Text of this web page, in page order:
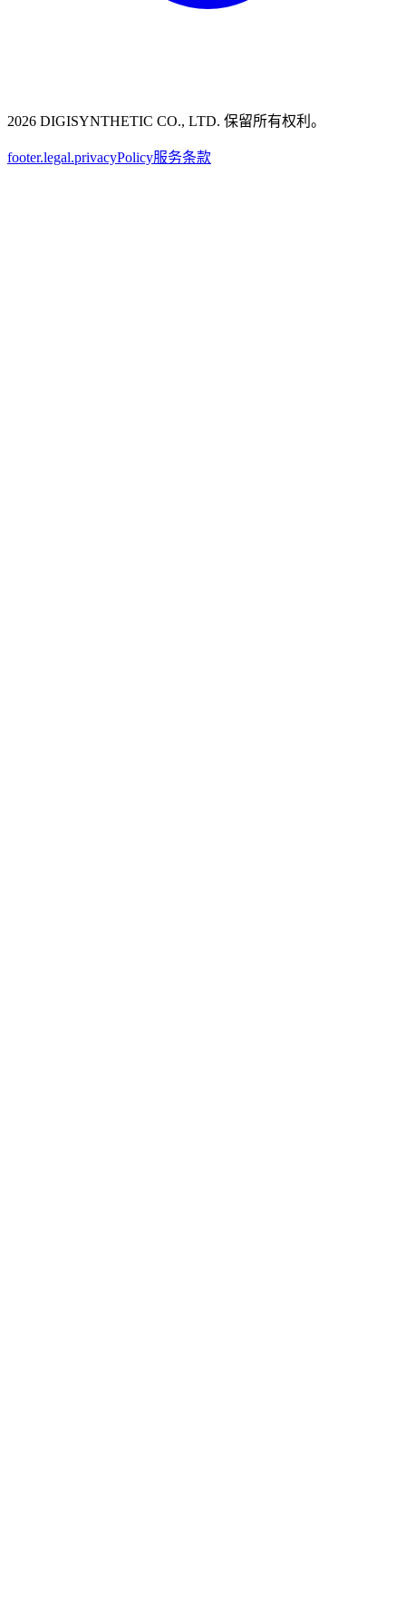
2026 DIGISYNTHETIC CO., LTD. 保留所有权利。
footer.legal.privacyPolicy服务条款